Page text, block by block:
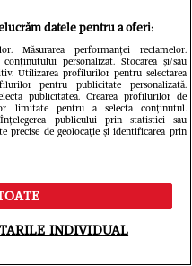
cel
verii la FCSB!
puncte slabe
datele pentru a oferi:
Măsurarea performanței reclamelor.
personalizat. Stocarea și/sau
Utilizarea profilurilor pentru selectarea
pentru publicitate personalizată.
publicitatea. Crearea profilurilor de
limitate pentru a selecta conținutul.
publicului prin statistici sau
precise de geolocație și identificarea prin
INDIVIDUAL